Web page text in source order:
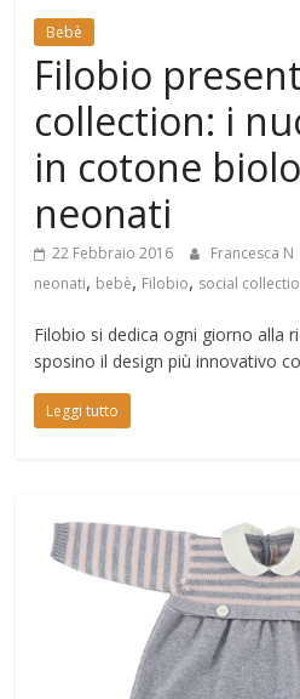
Mondo
Bebè
Filobio
collection: i
in cotone
neonati
22 Febbraio 2016 Francesca N
neonati, bebè, Filobio, social
Filobio si dedica ogni giorno alla
sposino il design più innovativo
Leggi tutto